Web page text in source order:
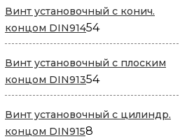
Винт установочный с конич.
концом DIN9145454
товара
Винт установочный с плоским
концом DIN9135454
товара
Винт установочный с цилиндр.
концом DIN9158